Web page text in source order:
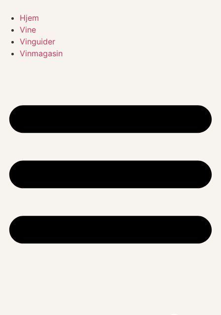
indhold
Hjem
Vine
Vinguider
Vinmagasin